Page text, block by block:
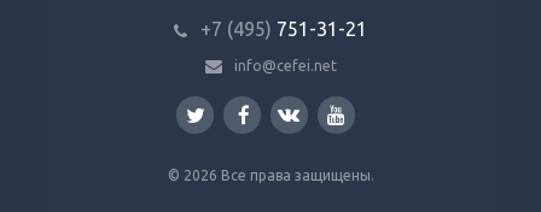
+7 (495) 751-31 -21
info@cefei.net
© 2026 Все права защищены.